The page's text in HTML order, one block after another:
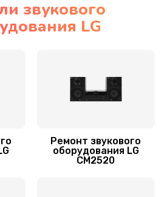
блока управления
(дисплея управления)
Заказать
ПО
звукового
LG
Ремонт звукового
оборудования LG
CM2520